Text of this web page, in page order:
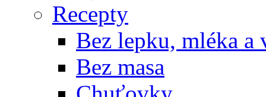
Recepty
Bez lepku, mléka a
Bez masa